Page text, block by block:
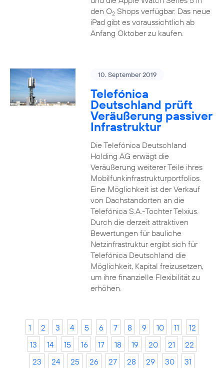
den O2Shops verfügbar. Das neue
iPad gibt es voraussichtlich ab
Anfang Oktober zu kaufen.
10. September 2019
Telefónica
Deutschland prüft
Veräußerung passiver
Infrastruktur
Die Telefónica Deutschland
Holding AG erwägt die
Veräußerung weiterer Teile ihres
Mobilfunkinfrastrukturportfolios.
Eine Möglichkeit ist der Verkauf
von Dachstandorten an die
Telefónica S.A.-Tochter Telxius.
Durch die derzeit attraktiven
Bewertungen für bauliche
Netzinfrastruktur ergibt sich für
Telefónica Deutschland die
Möglichkeit, Kapital freizusetzen,
um ihre finanzielle Flexibilität zu
erhöhen.
1 2 3 4 5 6 7 8 9 10 11
12
13
14 15 16 17 18 19 20 21
22
23
24 25 26 27 28 29 30
31